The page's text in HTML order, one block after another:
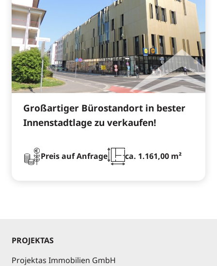
Großartiger Bürostandort in bester
Innenstadtlage zu verkaufen!
Preis auf Anfrage ca. 1.161,00 m²
PROJEKTAS
Projektas Immobilien GmbH